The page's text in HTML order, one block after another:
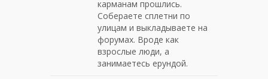
карманам прошлись.
Собераете сплетни по
улицам и выкладываете на
форумах. Вроде как
взрослые люди, а
занимаетесь ерундой.